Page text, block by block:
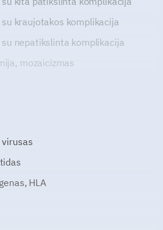
kraujotakos komplikacija
nepatikslinta komplikacija
mozaicizmas
HLA